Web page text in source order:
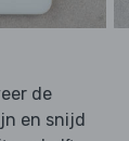
de
en snijd